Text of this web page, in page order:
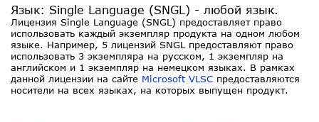
Язык: Single Language (SNGL) - любой язык.
Лицензия Single Language (SNGL) предоставляет право
использовать каждый экземпляр продукта на одном любом
языке. Например, 5 лицензий SNGL предоставляют право
использовать 3 экземпляра на русском, 1 экземпляр на
английском и 1 экземпляр на немецком языках. В рамках
данной лицензии на сайте Microsoft VLSC предоставляются
носители на всех языках, на которых выпущен продукт.